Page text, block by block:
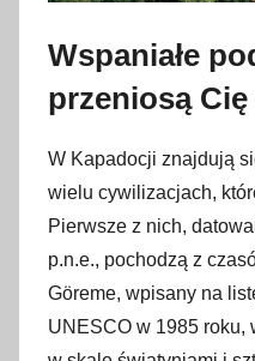
Wspaniałe
przeniosą
W Kapadocji znajdują
wielu cywilizacjach,
Pierwsze z nich,
p.n.e., pochodzą z
Göreme, wpisany na
UNESCO w 1985 roku,